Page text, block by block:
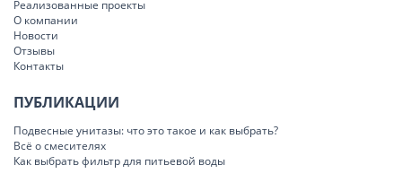
Реализованные проекты
О компании
Новости
Отзывы
Контакты
ПУБЛИКАЦИИ
Подвесные унитазы: что это такое и как выбрать?
Всё о смесителях
Как выбрать фильтр для питьевой воды